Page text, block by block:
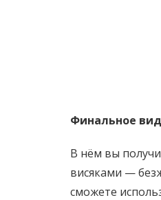
Финальное
В нём вы
висяками —
сможете